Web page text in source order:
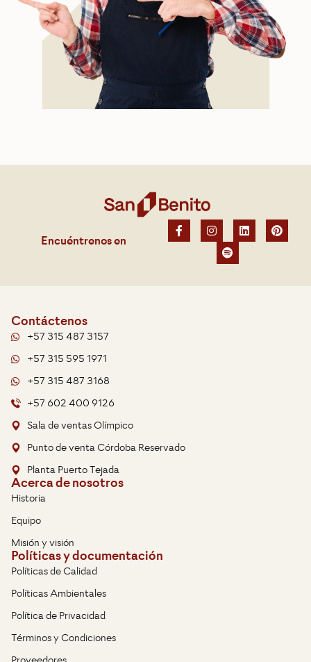
Encuéntrenos en
Contáctenos
+57 315 487 3157
+57 315 595 1971
+57 315 487 3168
+57 602 400 9126
Sala de ventas Olímpico
Punto de venta Córdoba Reservado
Planta Puerto Tejada
Acerca de nosotros
Historia
Equipo
Misión y visión
Políticas y documentación
Políticas de Calidad
Políticas Ambientales
Política de Privacidad
Términos y Condiciones